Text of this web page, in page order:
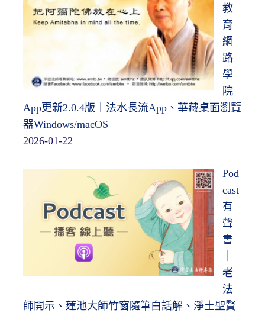
教
育
網
路
學
院
App更新2.0.4版｜法水長流App、華藏桌面瀏覽
器Windows/macOS
2026-01-22
Pod
cast
有
聲
書
老
法
師開示、蓮池大師竹窗隨筆白話解、淨土聖賢